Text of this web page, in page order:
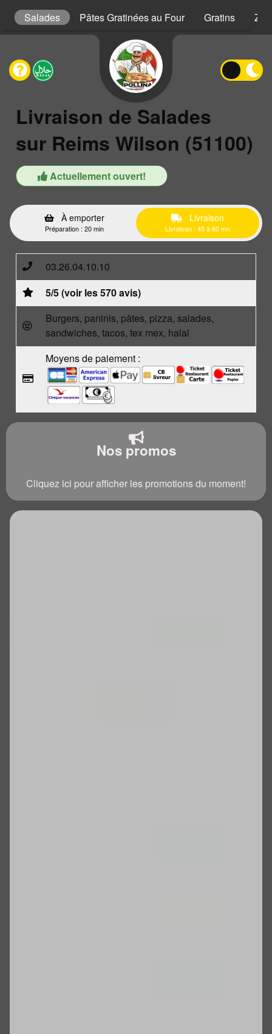
Salades Pâtes Gratinées au Four Gratins
Livraison de Salades
sur Reims Wilson (51100)
Actuellement ouvert!
À emporter
Préparation : 20 min
Livraison
Livraison : 45 à 60 mn
03.26.04.10.10
5/5 (voir les 570 avis)
Burgers, paninis, pâtes, pizza, salades,
sandwiches, tacos, tex mex, halal
Moyens de paiement :
Nos promos
Cliquez ici pour afficher les promotions du moment!